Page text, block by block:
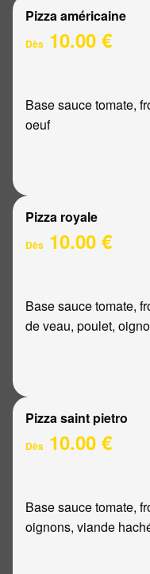
Pizza américaine
Dès 10.00 €
Base sauce tomate,
oeuf
Pizza royale
Dès 10.00 €
Base sauce tomate,
de veau, poulet,
Pizza saint pietro
Dès 10.00 €
Base sauce tomate,
oignons, viande